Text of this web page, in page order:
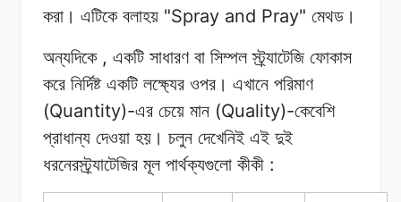
করা। এটিকে বলাহয় "Spray and Pray" মেথড।
অন্যদিকে, একটি সাধারণ বা সিম্পল স্ট্র্যাটেজি ফোকাস
করে নির্দিষ্ট একটি লক্ষ্যের ওপর। এখানে পরিমাণ
(Quantity)-এর চেয়ে মান (Quality)-কেবেশি
প্রাধান্য দেওয়া হয়। চলুন দেখেনিই এই দুই
ধরনেরস্ট্র্যাটেজির মূল পার্থক্যগুলো কীকী :